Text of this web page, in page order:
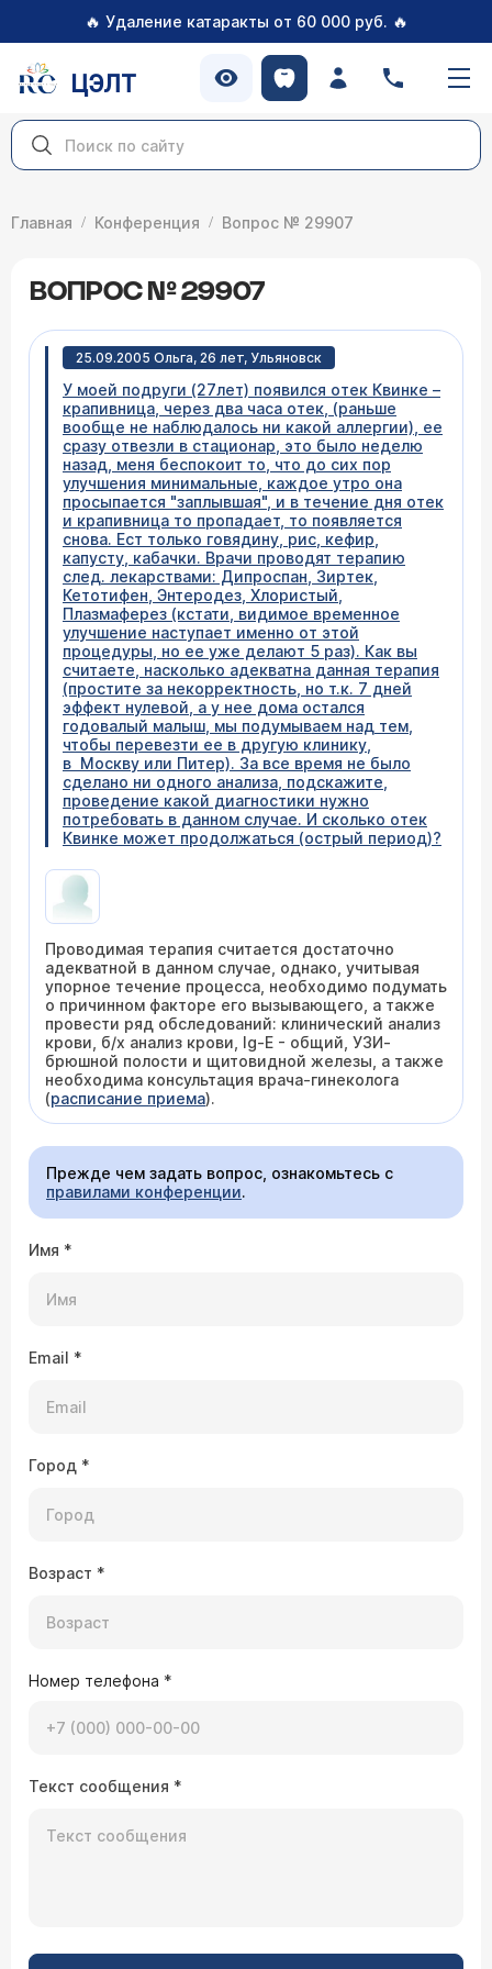
🔥 Удаление катаракты от 60 000 руб. 🔥
ЦЭЛТ
Главная Конференция Вопрос № 29907
ВОПРОС № 29907
25.09.2005 Ольга, 26 лет, Ульяновск
У моей подруги (27лет) появился отек Квинке –
крапивница, через два часа отек, (раньше
вообще не наблюдалось ни какой аллергии), ее
сразу отвезли в стационар, это было неделю
назад, меня беспокоит то, что до сих пор
улучшения минимальные, каждое утро она
просыпается "заплывшая", и в течение дня отек
и крапивница то пропадает, то появляется
снова. Ест только говядину, рис, кефир,
капусту, кабачки. Врачи проводят терапию
след. лекарствами: Дипроспан, Зиртек,
Кетотифен, Энтеродез, Хлористый,
Плазмаферез (кстати, видимое временное
улучшение наступает именно от этой
процедуры, но ее уже делают 5 раз). Как вы
считаете, насколько адекватна данная терапия
(простите за некорректность, но т.к. 7 дней
эффект нулевой, а у нее дома остался
годовалый малыш, мы подумываем над тем,
чтобы перевезти ее в другую клинику,
в Москву или Питер). За все время не было
сделано ни одного анализа, подскажите,
проведение какой диагностики нужно
потребовать в данном случае. И сколько отек
Квинке может продолжаться (острый период)?
Проводимая терапия считается достаточно
адекватной в данном случае, однако, учитывая
упорное течение процесса, необходимо подумать
о причинном факторе его вызывающего, а также
провести ряд обследований: клинический анализ
крови, б/х анализ крови, Ig-E - общий, УЗИ-
брюшной полости и щитовидной железы, а также
необходима консультация врача-гинеколога
(расписание приема).
Прежде чем задать вопрос, ознакомьтесь с
правилами конференции.
Имя *
Email *
Город *
Возраст *
Номер телефона *
Текст сообщения *